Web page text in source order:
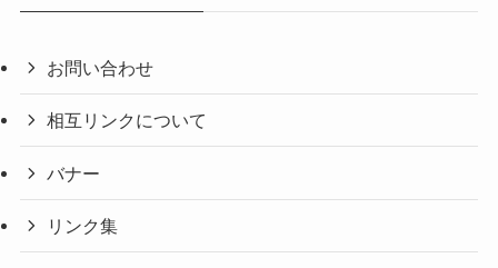
お問い合わせ
相互リンクについて
バナー
リンク集